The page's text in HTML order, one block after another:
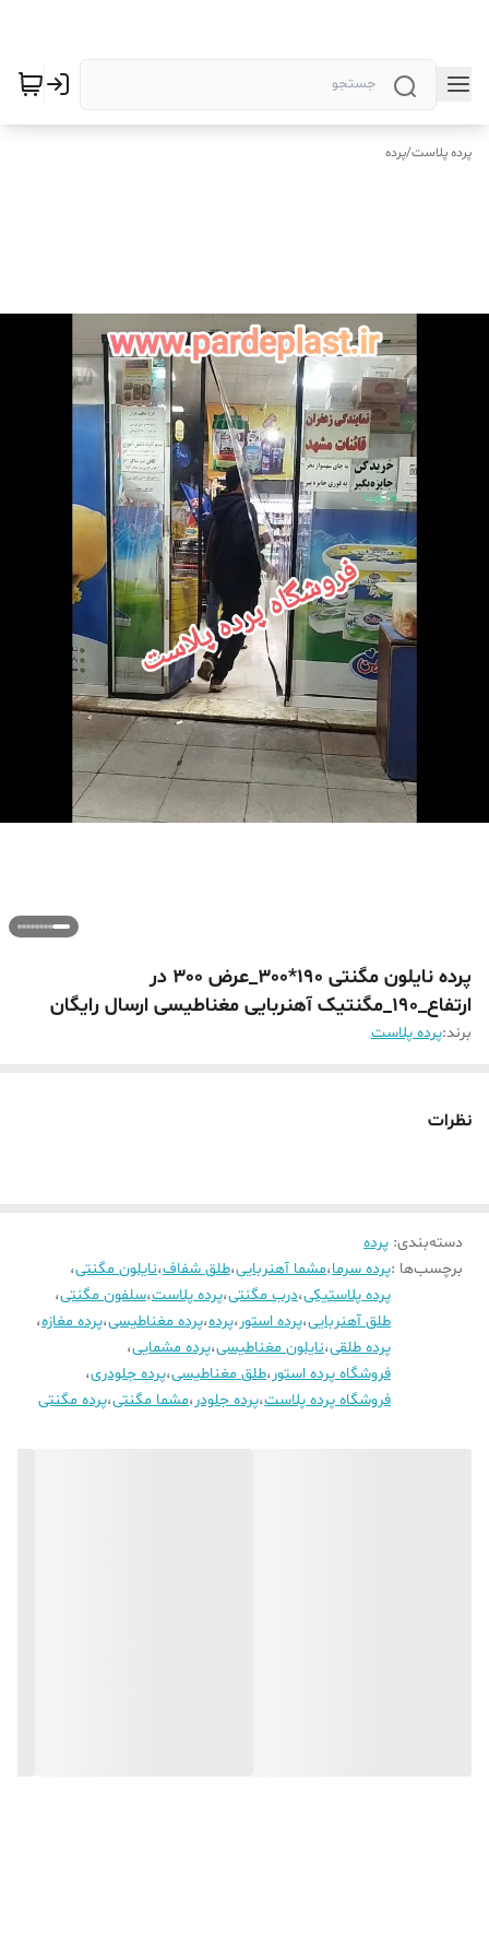
پرده پلاست/پرده
پرده نایلون مگنتی 190*300_عرض 300 در
ارتفاع_190_مگنتیک آهنربایی مغناطیسی ارسال رایگان
برند:پرده پلاست
نظرات
دسته‌بندی: پرده
برچسب‌ها :پرده سرما،مشما آهنربایی،طلق شفاف،نایلون مگنتی،
پرده پلاستیکی،درب مگنتی،پرده پلاست،سلفون مگنتی،
طلق آهنربایی،پرده استور،پرده،پرده مغناطیسی،پرده مغازه،
پرده طلقی،نایلون مغناطیسی،پرده مشمایی،
فروشگاه پرده استور،طلق مغناطیسی،پرده جلودری،
فروشگاه پرده پلاست،پرده جلودر،مشما مگنتی،پرده مگنتی